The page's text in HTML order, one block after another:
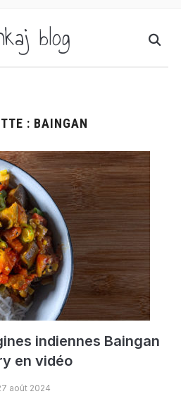
blog
: BAINGAN
indiennes Baingan
en vidéo
août 2024